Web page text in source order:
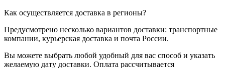
Как осуществляется доставка в регионы?
Предусмотрено несколько вариантов доставки: транспортные
компании, курьерская доставка и почта России.
Вы можете выбрать любой удобный для вас способ и указать
желаемую дату доставки. Оплата рассчитывается